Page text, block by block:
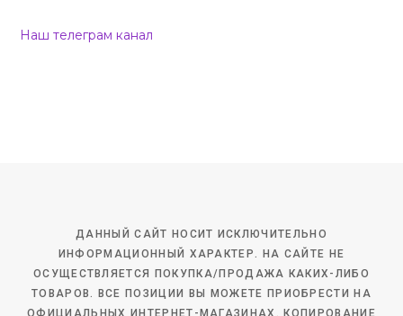
Наш телеграм канал
ДАННЫЙ САЙТ НОСИТ ИСКЛЮЧИТЕЛЬНО
ИНФОРМАЦИОННЫЙ ХАРАКТЕР. НА САЙТЕ НЕ
ОСУЩЕСТВЛЯЕТСЯ ПОКУПКА/ПРОДАЖА КАКИХ-ЛИБО
ТОВАРОВ. ВСЕ ПОЗИЦИИ ВЫ МОЖЕТЕ ПРИОБРЕСТИ НА
ОФИЦИАЛЬНЫХ ИНТЕРНЕТ-МАГАЗИНАХ. КОПИРОВАНИЕ